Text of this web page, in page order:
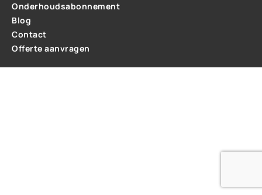
Onderhoudsabonnement
Blog
Contact
Offerte aanvragen